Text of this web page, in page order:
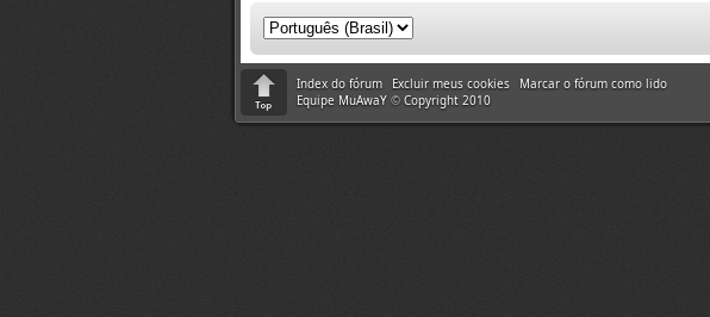
Index do fórum Excluir meus cookies
Marcar o fórum como lido
Equipe MuAwaY © Copyright 2010